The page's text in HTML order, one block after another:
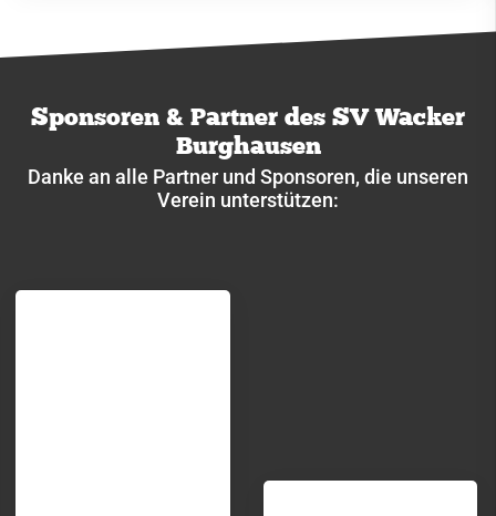
Sponsoren & Partner des SV Wacker
Burghausen
Danke an alle Partner und Sponsoren, die unseren
Verein unterstützen: